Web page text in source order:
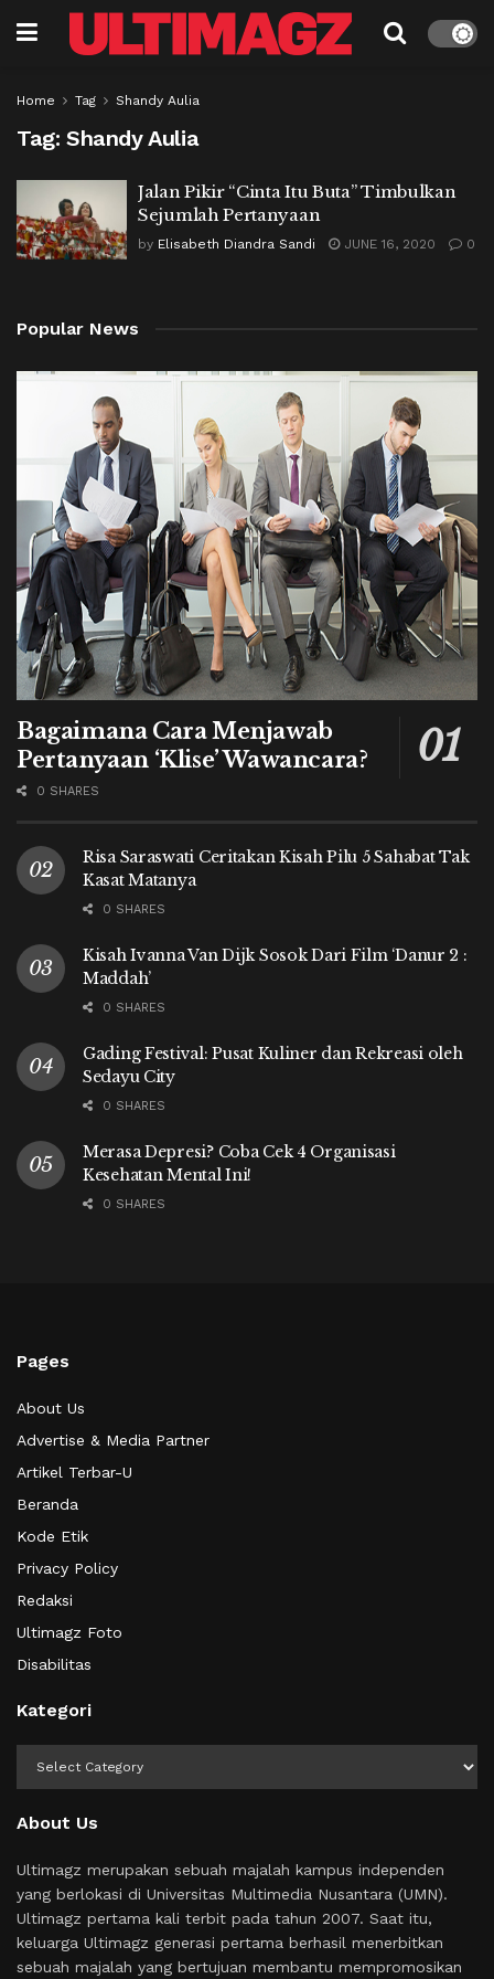
Home Tag Shandy Aulia
Tag: Shandy Aulia
Jalan Pikir “Cinta Itu Buta” Timbulkan
Sejumlah Pertanyaan
by Elisabeth Diandra Sandi JUNE 16, 2020 0
Popular News
Bagaimana Cara Menjawab
Pertanyaan ‘Klise’ Wawancara?
0 SHARES
Risa Saraswati Ceritakan Kisah Pilu 5 Sahabat Tak
Kasat Matanya
0 SHARES
Kisah Ivanna Van Dijk Sosok Dari Film ‘Danur 2 :
Maddah’
0 SHARES
Gading Festival: Pusat Kuliner dan Rekreasi oleh
Sedayu City
0 SHARES
Merasa Depresi? Coba Cek 4 Organisasi
Kesehatan Mental Ini!
0 SHARES
Pages
About Us
Advertise & Media Partner
Artikel Terbar-U
Beranda
Kode Etik
Privacy Policy
Redaksi
Ultimagz Foto
Disabilitas
Kategori
About Us
Ultimagz merupakan sebuah majalah kampus independen
yang berlokasi di Universitas Multimedia Nusantara (UMN).
Ultimagz pertama kali terbit pada tahun 2007. Saat itu,
keluarga Ultimagz generasi pertama berhasil menerbitkan
sebuah majalah yang bertujuan membantu mempromosikan